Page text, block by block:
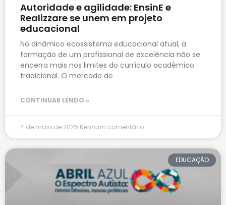
Autoridade e agilidade: EnsinE e
Realizzare se unem em projeto
educacional
No dinâmico ecossistema educacional atual, a
formação de um profissional de excelência não se
encerra mais nos limites do currículo acadêmico
tradicional. O mercado de
CONTINUAR LENDO »
4 de maio de 2026 Nenhum comentário
EDUCAÇÃO